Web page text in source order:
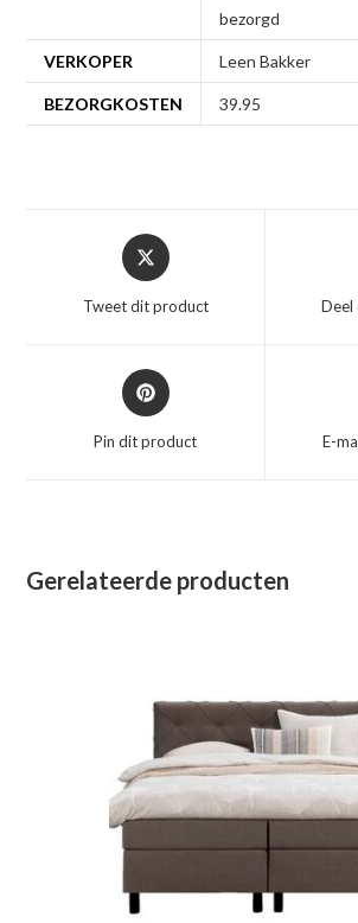
bezorgd
VERKOPER Leen Bakker
BEZORGKOSTEN 39.95
Opent
in
nieuw
Tweet dit product Deel
Opent
in
nieuw
Pin dit product E-
Gerelateerde producten